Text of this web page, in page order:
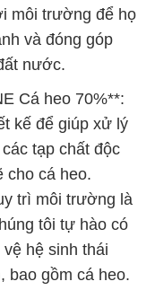
môi trường để họ
và đóng góp
nước.
Cá heo 70%**:
kế để giúp xử lý
tạp chất độc
cho cá heo.
trì môi trường là
tôi tự hào có
hệ sinh thái
bao gồm cá heo.